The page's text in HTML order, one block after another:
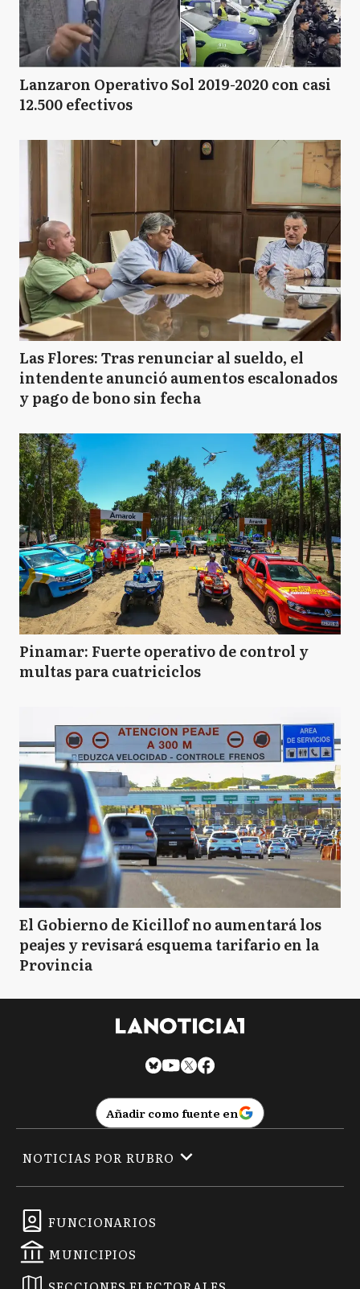
Lanzaron Operativo Sol 2019-2020 con casi
12.500 efectivos
Las Flores: Tras renunciar al sueldo, el
intendente anunció aumentos escalonados
y pago de bono sin fecha
Pinamar: Fuerte operativo de control y
multas para cuatriciclos
El Gobierno de Kicillof no aumentará los
peajes y revisará esquema tarifario en la
Provincia
Añadir como fuente en
FUNCIONARIOS
MUNICIPIOS
NOTICIAS POR RUBRO